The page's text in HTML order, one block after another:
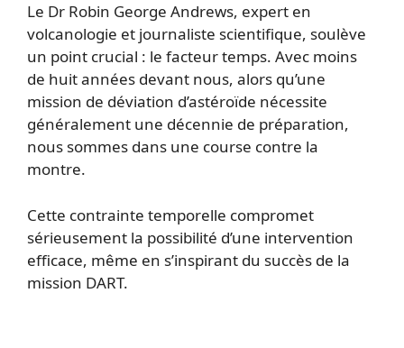
Le Dr Robin George Andrews, expert en
volcanologie et journaliste scientifique, soulève
un point crucial : le facteur temps. Avec moins
de huit années devant nous, alors qu’une
mission de déviation d’astéroïde nécessite
généralement une décennie de préparation,
nous sommes dans une course contre la
montre.
Cette contrainte temporelle compromet
sérieusement la possibilité d’une intervention
efficace, même en s’inspirant du succès de la
mission DART.